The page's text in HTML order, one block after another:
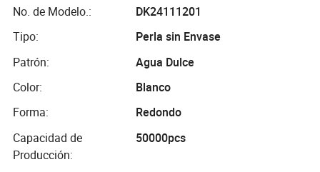
No. de Modelo.:
DK24111201
Tipo:
Perla sin Envase
Patrón:
Agua Dulce
Color:
Blanco
Forma:
Redondo
Capacidad de
Producción:
50000pcs